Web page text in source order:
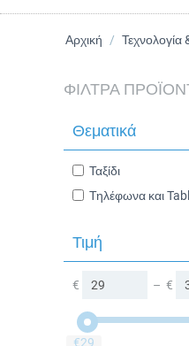
Αρχική / Τεχνολογία
ΦΊΛΤΡΑ
Θεματικά
Ταξίδι
Τηλέφωνα και
Τιμή
€ – €
‎€29